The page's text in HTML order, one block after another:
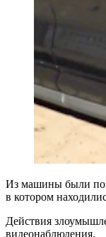
Из машины были
в котором
Действия
видеонаблюдения.